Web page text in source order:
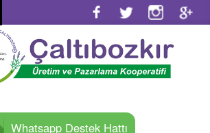
Whatsapp Destek Hattı